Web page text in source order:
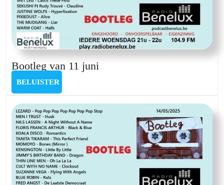
Bootleg van 11 juni
juni
BELUISTER